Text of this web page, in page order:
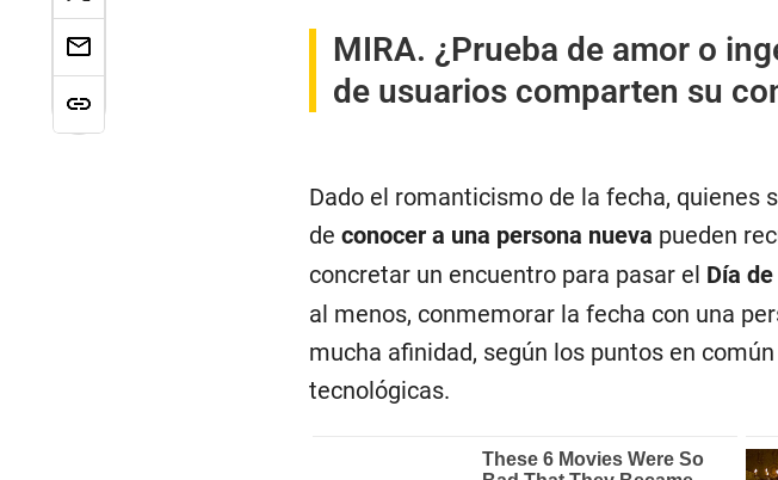
MIRA. ¿Prueba de amor o
de usuarios comparten su
Dado el romanticismo de la fecha, quienes
de conocer a una persona nueva pueden
concretar un encuentro para pasar el Día
al menos, conmemorar la fecha con una
mucha afinidad, según los puntos en
tecnológicas.